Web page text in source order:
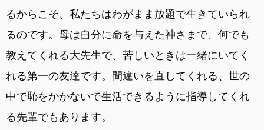
るからこそ、私たちはわがまま放題で生きていられ
るのです。母は自分に命を与えた神さまで、何でも
教えてくれる大先生で、苦しいときは一緒にいてく
れる第一の友達です。間違いを直してくれる、世の
中で恥をかかないで生活できるように指導してくれ
る先輩でもあります。